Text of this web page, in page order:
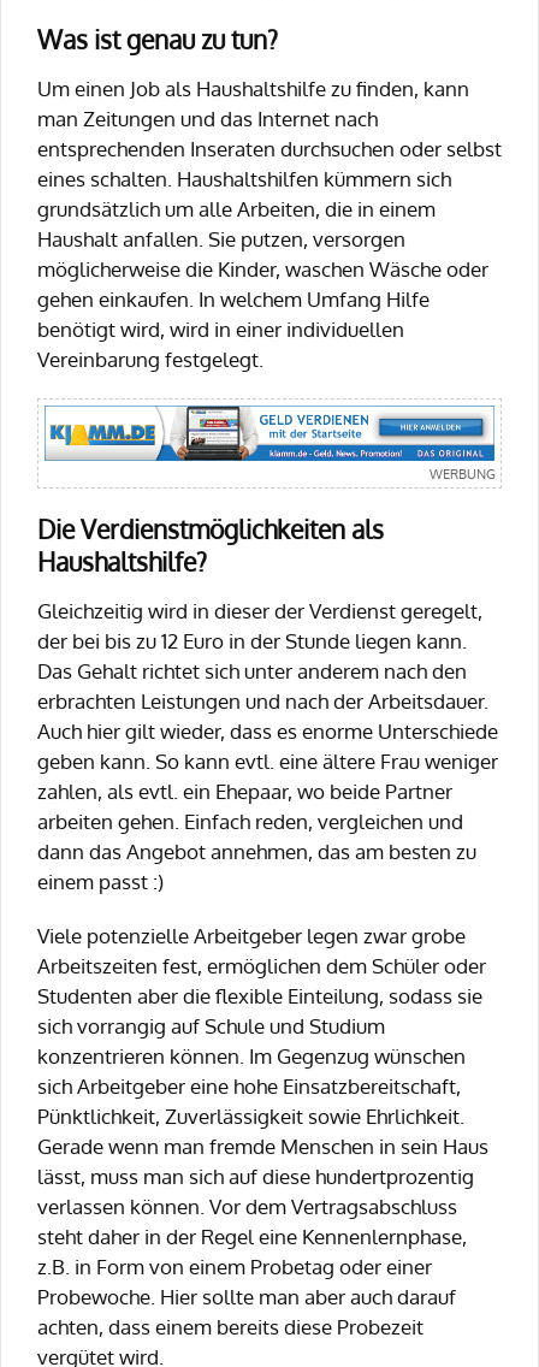
Was ist genau zu tun?
Um einen Job als Haushaltshilfe zu finden, kann
man Zeitungen und das Internet nach
entsprechenden Inseraten durchsuchen oder selbst
eines schalten. Haushaltshilfen kümmern sich
grundsätzlich um alle Arbeiten, die in einem
Haushalt anfallen. Sie putzen, versorgen
möglicherweise die Kinder, waschen Wäsche oder
gehen einkaufen. In welchem Umfang Hilfe
benötigt wird, wird in einer individuellen
Vereinbarung festgelegt.
Die Verdienstmöglichkeiten als
Haushaltshilfe?
Gleichzeitig wird in dieser der Verdienst geregelt,
der bei bis zu 12 Euro in der Stunde liegen kann.
Das Gehalt richtet sich unter anderem nach den
erbrachten Leistungen und nach der Arbeitsdauer.
Auch hier gilt wieder, dass es enorme Unterschiede
geben kann. So kann evtl. eine ältere Frau weniger
zahlen, als evtl. ein Ehepaar, wo beide Partner
arbeiten gehen. Einfach reden, vergleichen und
dann das Angebot annehmen, das am besten zu
einem passt :)
Viele potenzielle Arbeitgeber legen zwar grobe
Arbeitszeiten fest, ermöglichen dem Schüler oder
Studenten aber die flexible Einteilung, sodass sie
sich vorrangig auf Schule und Studium
konzentrieren können. Im Gegenzug wünschen
sich Arbeitgeber eine hohe Einsatzbereitschaft,
Pünktlichkeit, Zuverlässigkeit sowie Ehrlichkeit.
Gerade wenn man fremde Menschen in sein Haus
lässt, muss man sich auf diese hundertprozentig
verlassen können. Vor dem Vertragsabschluss
steht daher in der Regel eine Kennenlernphase,
z.B. in Form von einem Probetag oder einer
Probewoche. Hier sollte man aber auch darauf
achten, dass einem bereits diese Probezeit
vergütet wird.